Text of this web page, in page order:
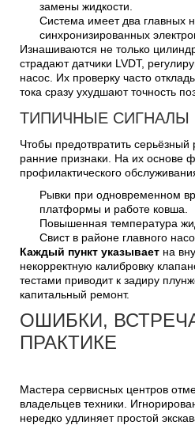
замены жидкости.
Система имеет два главных
синхронизированных
Изнашиваются не только
страдают датчики LVDT,
насос. Их проверку часто
тока сразу ухудшают точность
ТИПИЧНЫЕ СИГНАЛЫ
Чтобы предотвратить серьёзный
ранние признаки. На их основе
профилактического
Рывки при одновременном
платформы и работе ковша.
Повышенная температура
Свист в районе главного
Каждый пункт указывает на
некорректную калибровку
тестами приводит к задиру
капитальный ремонт.
ОШИБКИ,
ПРАКТИКЕ
Мастера сервисных центров
владельцев техники.
нередко удлиняет простой